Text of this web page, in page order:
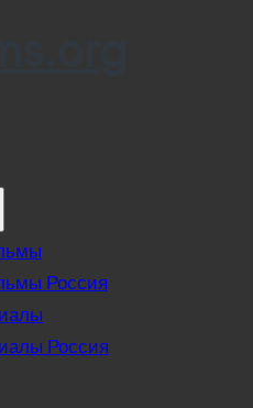
Россия
Россия